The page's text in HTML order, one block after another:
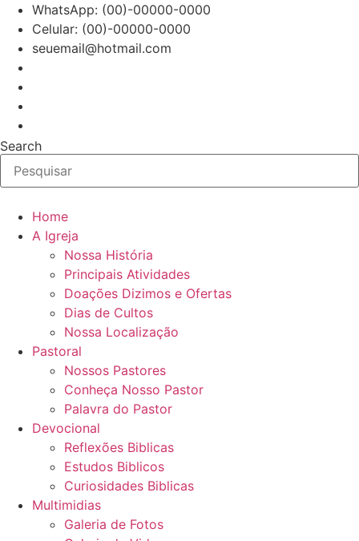
para
conteúdo
WhatsApp: (00)-00000-0000
Celular: (00)-00000-0000
seuemail@hotmail.com
Search
Home
A Igreja
Nossa História
Principais Atividades
Doações Dizimos e Ofertas
Dias de Cultos
Nossa Localização
Pastoral
Nossos Pastores
Conheça Nosso Pastor
Palavra do Pastor
Devocional
Reflexões Biblicas
Estudos Biblicos
Curiosidades Biblicas
Multimidias
Galeria de Fotos